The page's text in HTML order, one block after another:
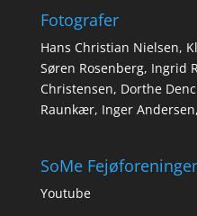
Fotografer
Hans Christian Nielsen,
Søren Rosenberg, Ingrid
Christensen, Dorthe
Raunkær, Inger
SoMe
Youtube